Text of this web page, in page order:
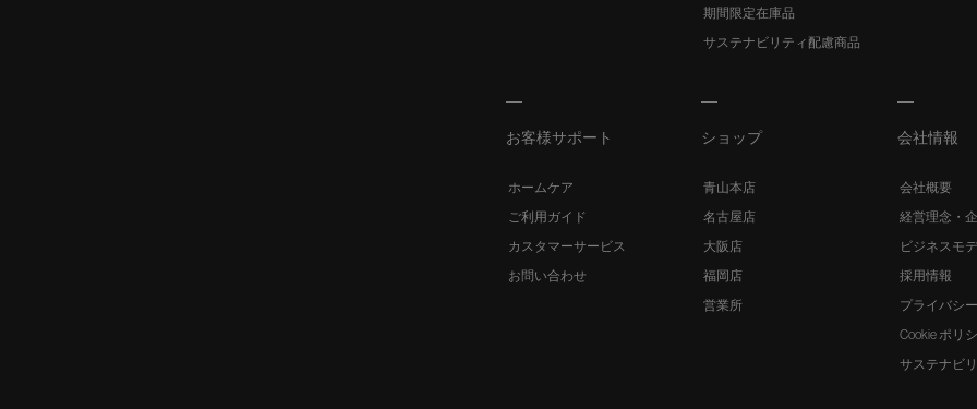
期間限定在庫品
サステナビリティ配慮商品
お客様サポート
ホームケア
ご利用ガイド
カスタマーサービス
お問い合わせ
ショップ
青山本店
名古屋店
大阪店
福岡店
営業所
会社情報
会社概要
経営理念・
ビジネスモ
採用情報
プライバシ
Cookie ポリ
サステナビ